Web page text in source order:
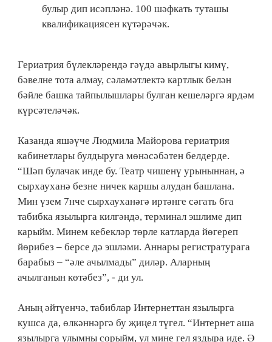
булыр дип исәпләнә. 100 шәфкать туташы
квалификациясен күтәрәчәк.
Гериатрия бүлекләрендә гәүдә авырлыгы кимү,
бәвелне тота алмау, сәламәтлектә картлык белән
бәйле башка тайпылышлары булган кешеләргә ярдәм
күрсәтеләчәк.
Казанда яшәүче Людмила Майорова гериатрия
кабинетлары булдыруга мөнәсәбәтен белдерде.
“Шәп булачак инде бу. Театр чишенү урыныннан, ә
сырхауханә безне ничек каршы алудан башлана.
Мин үзем 7нче сырхауханәгә иртәнге сәгать 6га
табибка язылырга килгәндә, терминал эшлиме дип
карыйм. Минем кебекләр төрле катларда йөгереп
йөрибез – берсе дә эшләми. Аннары регистратурага
барабыз – “әле ачылмады” диләр. Аларның
ачылганын көтәбез”, - ди ул.
Аның әйтүенчә, табиблар Интернеттан язылырга
кушса да, өлкәннәргә бу җиңел түгел. “Интернет аша
язылырга улымны сорыйм, ул мине гел яздыра иде. Ә